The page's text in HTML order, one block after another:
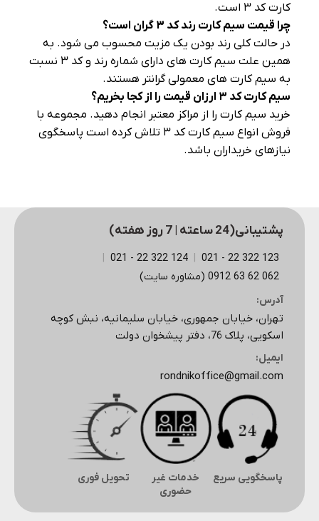
کارت کد ۳ است.
چرا قیمت سیم کارت رند کد ۳ گران است؟
در حالت کلی رند بودن یک مزیت محسوب می‌ شود. به
همین علت سیم کارت‌ های دارای شماره رند و کد ۳ نسبت
به سیم کارت‌ های معمولی گرانتر هستند.
سیم کارت کد ۳ ارزان قیمت را از کجا بخریم؟
خرید سیم کارت را از مراکز معتبر انجام دهید. مجموعه با
فروش انواع سیم کارت کد ۳ تلاش کرده است پاسخگوی
نیازهای خریداران باشد.
پشتیبانی(24 ساعته | 7 روز هفته)
123 322 22 - 021
|
124 322 22 - 021
|
062 62 63 0912 (مشاوره سایت)
آدرس:
تهران، خیابان جمهوری، خیابان سلیمانیه، نبش کوچه
اسکویی، پلاک 76، دفتر پیشخوان دولت
ایمیل:
rondnikoffice@gmail.com
پاسخگویی سریع
خدمات غیر
حضوری
تحویل فوری